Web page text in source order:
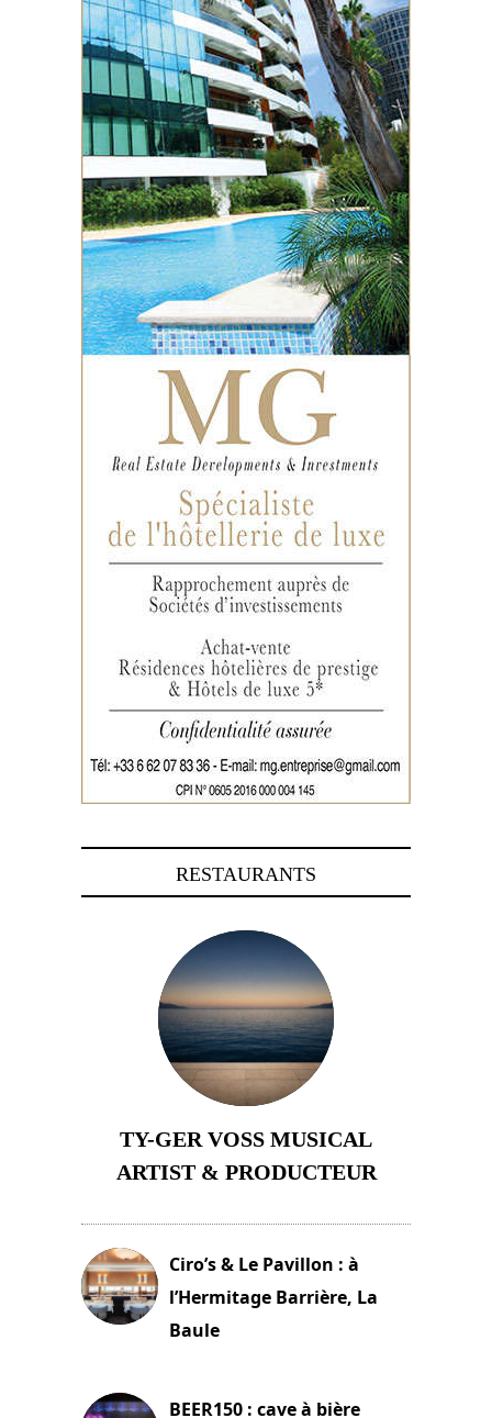
RESTAURANTS
TY-GER VOSS MUSICAL
ARTIST & PRODUCTEUR
Ciro’s & Le Pavillon : à
l’Hermitage Barrière, La
Baule
BEER150 : cave à bière